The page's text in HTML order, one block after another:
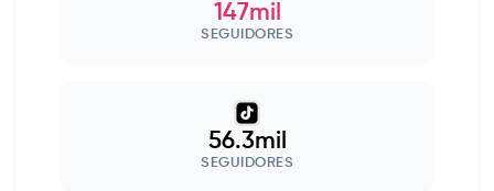
147mil
SEGUIDORES
56.3mil
SEGUIDORES